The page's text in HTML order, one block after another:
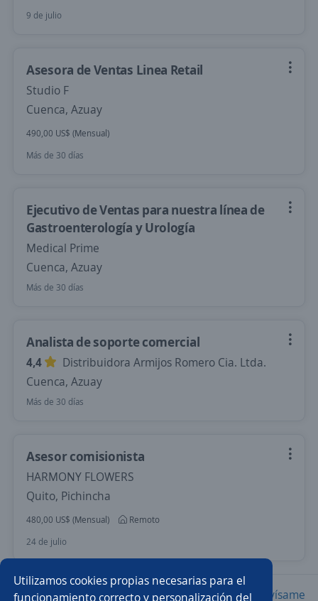
Utilizamos cookies propias necesarias para el
funcionamiento correcto y personalización del
9 de julio
Asesora de Ventas Linea Retail
Studio F
Cuenca, Azuay
490,00 US$ (Mensual)
Más de 30 días
Ejecutivo de Ventas para nuestra línea de
Gastroenterología y Urología
Medical Prime
Cuenca, Azuay
Más de 30 días
Analista de soporte comercial
4,4
Distribuidora Armijos Romero Cia. Ltda.
Cuenca, Azuay
Más de 30 días
Asesor comisionista
HARMONY FLOWERS
Quito, Pichincha
480,00 US$ (Mensual)
Remoto
24 de julio
Nuevas ofertas de empleo Avísame